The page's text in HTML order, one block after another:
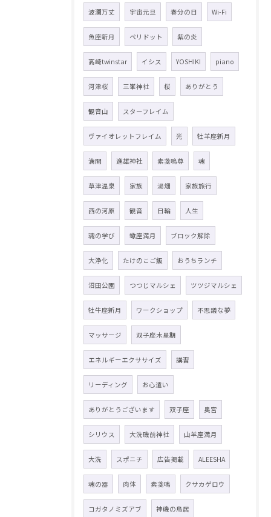
波瀾万丈 宇宙元旦 春分の日 Wi-Fi
魚座新月 ペリドット 紫の炎
高崎twinstar イシス YOSHIKI piano
河津桜 三峯神社 桜 ありがとう
観音山 スターフレイム
ヴァイオレットフレイム 光 牡羊座新月
満開 進雄神社 素戔嗚尊 魂
草津温泉 家族 湯畑 家族旅行
西の河原 観音 日輪 人生
魂の学び 蠍座満月 ブロック解除
大浄化 たけのこご飯 おうちランチ
沼田公園 つつじマルシェ ツツジマルシェ
牡牛座新月 ワークショップ 不思議な夢
マッサージ 双子座木星期
エネルギーエクササイズ 講習
リーディング お心遣い
ありがとうございます 双子座 奥宮
シリウス 大洗磯前神社 山羊座満月
大洗 スポニチ 広告掲載 ALEESHA
魂の器 肉体 素戔嗚 クサカゲロウ
コガタノミズアブ 神磯の鳥居